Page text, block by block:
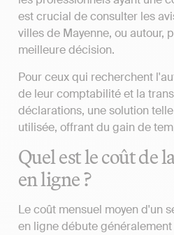
est crucial de consulter les
villes de Mayenne, ou autour,
meilleure décision.
Pour ceux qui recherchent
de leur comptabilité et la
déclarations, une solution
utilisée, offrant du gain de
Quel est le coût de
en ligne ?
Le coût mensuel moyen d'un
en ligne débute